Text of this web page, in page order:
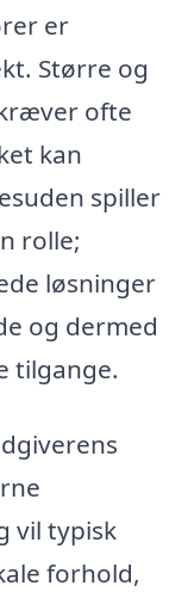
er
Større og
ofte
kan
spiller
rolle;
løsninger
og dermed
tilgange.
vil typisk
forhold,